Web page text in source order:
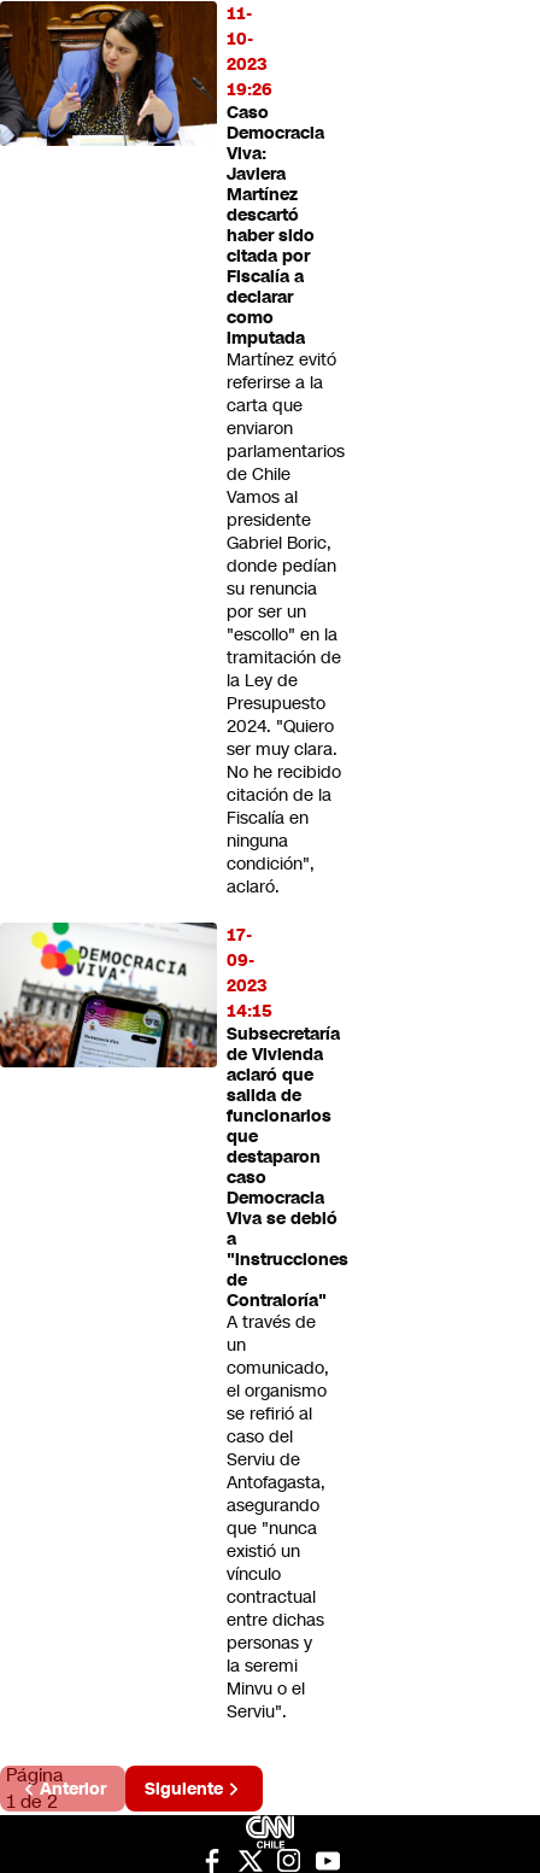
11-
10-
2023
19:26
Caso
Democracia
Viva:
Javiera
Martínez
descartó
haber sido
citada por
Fiscalía a
declarar
como
imputada
Martínez evitó
referirse a la
carta que
enviaron
parlamentarios
de Chile
Vamos al
presidente
Gabriel Boric,
donde pedían
su renuncia
por ser un
"escollo" en la
tramitación de
la Ley de
Presupuesto
2024. "Quiero
ser muy clara.
No he recibido
citación de la
Fiscalía en
ninguna
condición",
aclaró.
17-
09-
2023
14:15
Subsecretaría
de Vivienda
aclaró que
salida de
funcionarios
que
destaparon
caso
Democracia
Viva se debió
a
"instrucciones
de
Contraloría"
A través de
un
comunicado,
el organismo
se refirió al
caso del
Serviu de
Antofagasta,
asegurando
que "nunca
existió un
vínculo
contractual
entre dichas
personas y
la seremi
Minvu o el
Serviu".
Página
1 de 2
Anterior Siguiente